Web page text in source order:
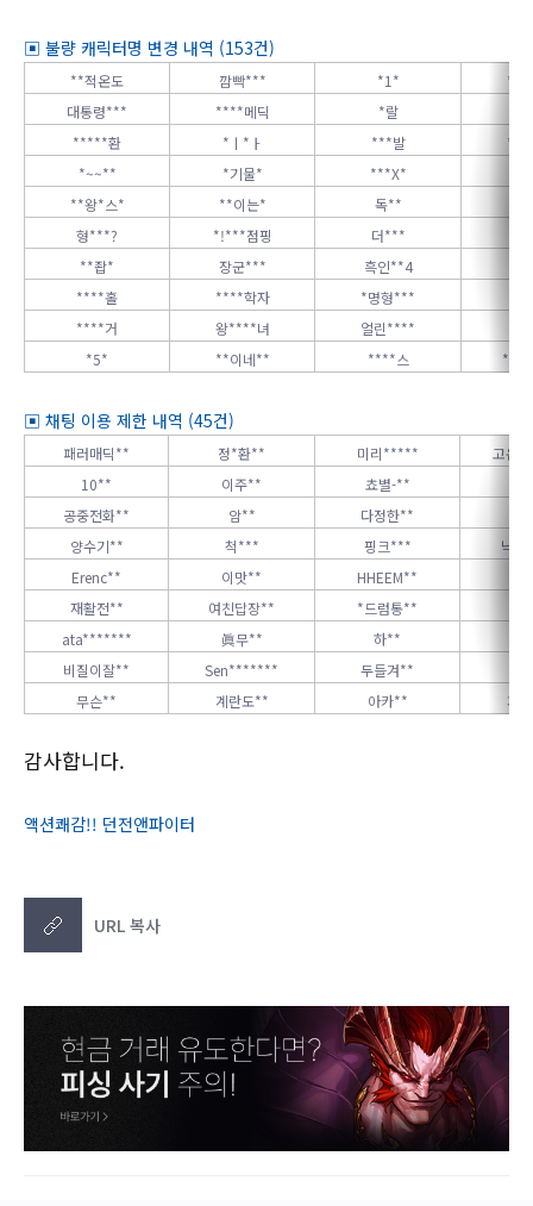
▣ 불량 캐릭터명 변경 내역 (153건)
**적온도 깜빡*** *1*
*여
대통령***
****메딕 *랄
*****환
*ㅣ*ㅏ ***발
*~~**
*기물* ***X*
**왕*스*
**이는* 독**
형***?
*!***점핑 더***
**좝*
장군*** 흑인**4
****홀
****학자 *명형***
****거
왕****녀 얼린****
*5*
**이네** ****스 *_
▣ 채팅 이용 제한 내역 (45건)
패러매딕** 정*환** 미리*****
고운
10**
이주** 쵸별-**
공중전화**
암** 다정한**
양수기**
척*** 핑크***
닉짓
Erenc**
이맛** HHEEM**
재활전**
여친답장** *드럼통**
ata*******
眞무** 하**
비질이잘**
Sen******* 두들겨**
무슨**
계란도** 아카** 게
감사합니다.
액션쾌감!! 던전앤파이터
URL 복사